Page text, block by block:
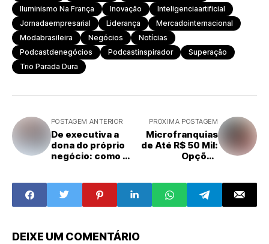
Iluminismo Na França
Inovação
Inteligenciaartificial
Jornadaempresarial
Liderança
Mercadointernacional
Modabrasileira
Negócios
Notícias
Podcastdenegócios
Podcastinspirador
Superação
Trio Parada Dura
POSTAGEM ANTERIOR
De executiva a
dona do próprio
negócio: como a
Luciana Galvão a
faturar R$ 140 mil
por mês
PRÓXIMA POSTAGEM
Microfranquias
de Até R$ 50 Mil:
Opções
Empreender
DEIXE UM COMENTÁRIO